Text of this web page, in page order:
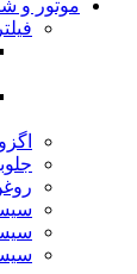
موتور و
فیلتر